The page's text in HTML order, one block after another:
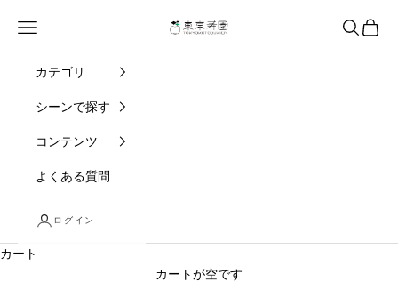
東京寿園
メニュー 検索カート
カテゴリ
シーンで探す
コンテンツ
よくある質問
ログイン
カート
カートが空です